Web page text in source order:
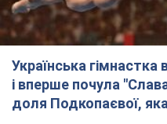
8.08.2026 18:30 38,4 т.
На Прикарпатті після
спеки пройшла
дороги перетворились
Відео